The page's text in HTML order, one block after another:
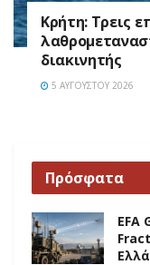
Κρήτη: Τρεις
διακινητής
5 ΑΥΓΟΎΣΤΟΥ 2026
Πρόσφατα
EFA